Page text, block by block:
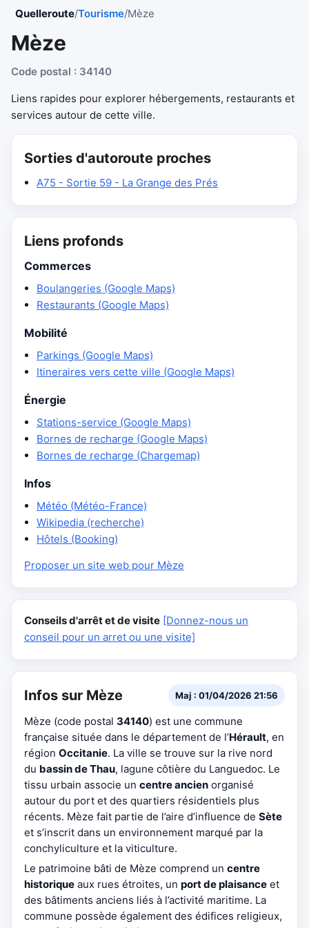
Quelleroute/Tourisme/Mèze
Mèze
Code postal : 34140
Liens rapides pour explorer hébergements, restaurants et
services autour de cette ville.
Sorties d'autoroute proches
A75 - Sortie 59 - La Grange des Prés
Liens profonds
Commerces
Boulangeries (Google Maps)
Restaurants (Google Maps)
Mobilité
Parkings (Google Maps)
Itineraires vers cette ville (Google Maps)
Énergie
Stations-service (Google Maps)
Bornes de recharge (Google Maps)
Bornes de recharge (Chargemap)
Infos
Météo (Météo-France)
Wikipedia (recherche)
Hôtels (Booking)
Proposer un site web pour Mèze
Conseils d'arrêt et de visite [Donnez-nous un
conseil pour un arret ou une visite]
Infos sur Mèze Maj : 01/04/2026 21:56
Mèze (code postal 34140) est une commune
française située dans le département de l’Hérault, en
région Occitanie. La ville se trouve sur la rive nord
du bassin de Thau, lagune côtière du Languedoc. Le
tissu urbain associe un centre ancien organisé
autour du port et des quartiers résidentiels plus
récents. Mèze fait partie de l’aire d’influence de Sète
et s’inscrit dans un environnement marqué par la
conchyliculture et la viticulture.
Le patrimoine bâti de Mèze comprend un centre
historique aux rues étroites, un port de plaisance et
des bâtiments anciens liés à l’activité maritime. La
commune possède également des édifices religieux,